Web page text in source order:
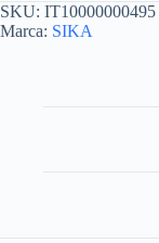
SKU: IT10000000495
Marca: SIKA